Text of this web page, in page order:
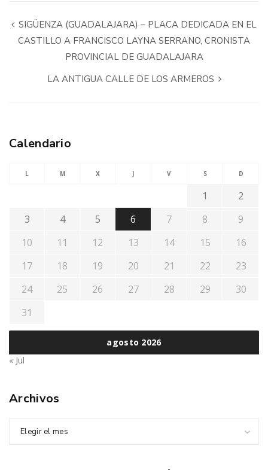
SIGÜENZA (GUADALAJARA) – PLACA DEDICADA EN EL
CASTILLO A FRANCISCO LAYNA SERRANO, CRONISTA
PROVINCIAL DE GUADALAJARA
LA ANTIGUA CALLE DE LOS ARMEROS
Calendario
agosto 2026
L M X J V S D
1
2
3
4 5 6 7 8
9
10
11 12 13 14 15
16
17
18 19 20 21 22
23
24
25 26 27 28 29
30
31
« Jul
Archivos
Elegir el mes